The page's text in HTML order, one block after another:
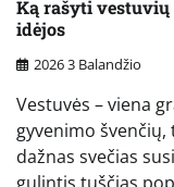
Ką rašyti
idėjos
2026 3 Balandžio
Vestuvės – viena
gyvenimo
dažnas svečias